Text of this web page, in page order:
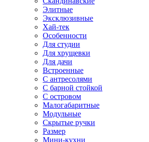
Элитные
Эксклюзивные
Хай-тек
Особенности
Для студии
Для хрущевки
Для дачи
Встроенные
С антресолями
С барной стойкой
С островом
Малогабаритные
Модульные
Скрытые ручки
Размер
Мини-кухни